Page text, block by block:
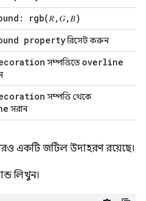
rgb(𝑅,𝐺,𝐵)
propertyরিসেট করুন
সম্পত্তিতে overline
সম্পত্তি থেকে
সরান
একটি জটিল উদাহরণ রয়েছে।
লিখুন।